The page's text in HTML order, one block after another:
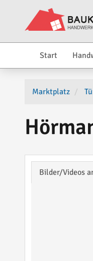
Start
Marktplatz
Bilder/Videos